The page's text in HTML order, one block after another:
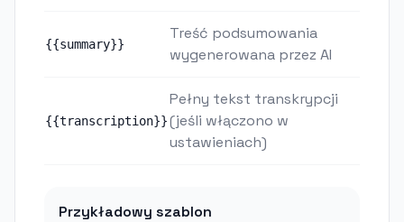
{{summary}}
Treść podsumowania
wygenerowana przez AI
{{transcription}}
Pełny tekst transkrypcji
(jeśli włączono w
ustawieniach)
Przykładowy szablon